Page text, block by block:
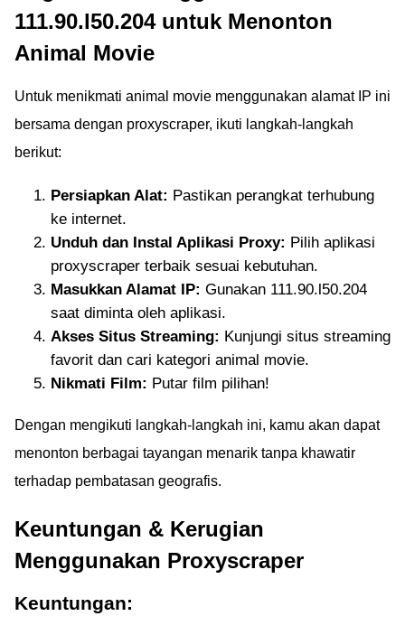
111.90.l50.204 untuk Menonton
Animal Movie
Untuk menikmati animal movie menggunakan alamat IP ini
bersama dengan proxyscraper, ikuti langkah-langkah
berikut:
Persiapkan Alat: Pastikan perangkat terhubung
ke internet.
Unduh dan Instal Aplikasi Proxy: Pilih aplikasi
proxyscraper terbaik sesuai kebutuhan.
Masukkan Alamat IP: Gunakan 111.90.l50.204
saat diminta oleh aplikasi.
Akses Situs Streaming: Kunjungi situs streaming
favorit dan cari kategori animal movie.
Nikmati Film: Putar film pilihan!
Dengan mengikuti langkah-langkah ini, kamu akan dapat
menonton berbagai tayangan menarik tanpa khawatir
terhadap pembatasan geografis.
Keuntungan & Kerugian
Menggunakan Proxyscraper
Keuntungan: